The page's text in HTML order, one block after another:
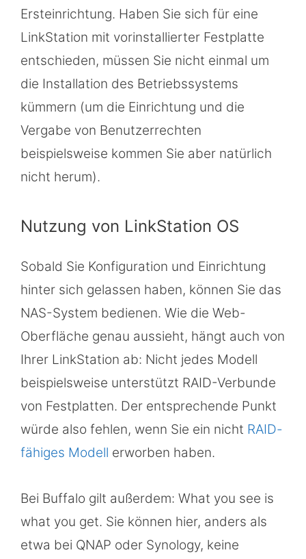
Ersteinrichtung. Haben Sie sich für eine
LinkStation mit vorinstallierter Festplatte
entschieden, müssen Sie nicht einmal um
die Installation des Betriebssystems
kümmern (um die Einrichtung und die
Vergabe von Benutzerrechten
beispielsweise kommen Sie aber natürlich
nicht herum).
Nutzung von LinkStation OS
Sobald Sie Konfiguration und Einrichtung
hinter sich gelassen haben, können Sie das
NAS-System bedienen. Wie die Web-
Oberfläche genau aussieht, hängt auch von
Ihrer LinkStation ab: Nicht jedes Modell
beispielsweise unterstützt RAID-Verbunde
von Festplatten. Der entsprechende Punkt
würde also fehlen, wenn Sie ein nicht RAID-
fähiges Modell erworben haben.
Bei Buffalo gilt außerdem: What you see is
what you get. Sie können hier, anders als
etwa bei QNAP oder Synology, keine